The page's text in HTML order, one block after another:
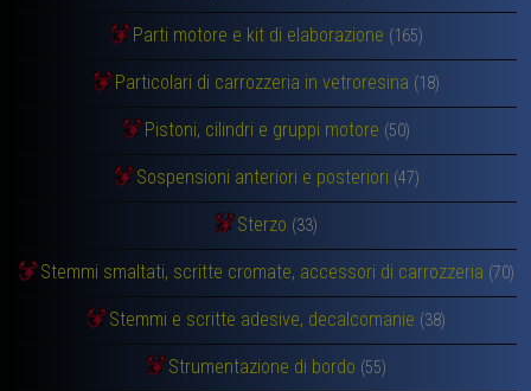
Parti motore e kit di elaborazione (165)
Particolari di carrozzeria in vetroresina (18)
Pistoni, cilindri e gruppi motore (50)
Sospensioni anteriori e posteriori (47)
Sterzo (33)
Stemmi smaltati, scritte cromate, accessori di carrozzeria (70)
Stemmi e scritte adesive, decalcomanie (38)
Strumentazione di bordo (55)